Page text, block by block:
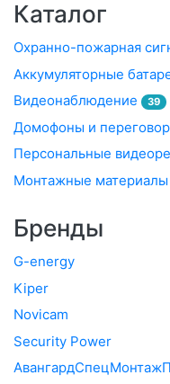
Каталог
Охранно-пожарная
Аккумуляторные
Видеонаблюдение 39
Домофоны и
Персональные
Монтажные материалы
Бренды
G-energy
Kiper
Novicam
Security Power